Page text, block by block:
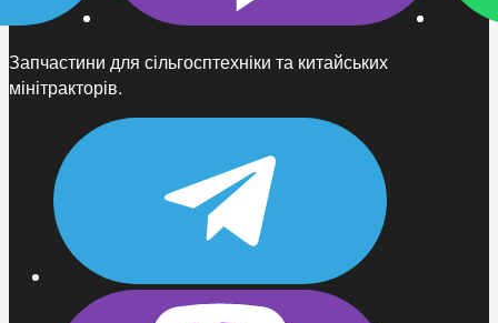
Запчастини для сільгосптехніки та китайських
мінітракторів.